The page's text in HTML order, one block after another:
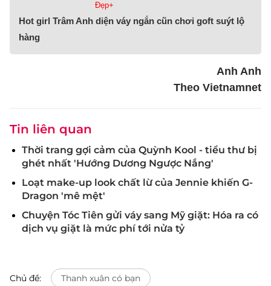
Đẹp+
Hot girl Trâm Anh diện váy ngắn cũn chơi goft suýt lộ
hàng
Anh Anh
Theo Vietnamnet
Tin liên quan
Thời trang gợi cảm của Quỳnh Kool - tiểu thư bị
ghét nhất 'Hướng Dương Ngược Nắng'
Loạt make-up look chất lừ của Jennie khiến G-
Dragon 'mê mệt'
Chuyện Tóc Tiên gửi váy sang Mỹ giặt: Hóa ra có
dịch vụ giặt là mức phí tới nửa tỷ
Chủ đề: Thanh xuân có bạn